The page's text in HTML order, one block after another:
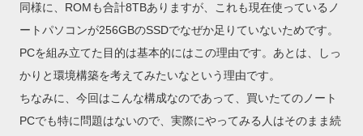
同様に、ROMも合計8TBありますが、これも現在使っているノ
ートパソコンが256GBのSSDでなぜか足りていないためです。
PCを組み立てた目的は基本的にはこの理由です。あとは、しっ
かりと環境構築を考えてみたいなという理由です。
ちなみに、今回はこんな構成なのであって、買いたてのノート
PCでも特に問題はないので、実際にやってみる人はそのまま続